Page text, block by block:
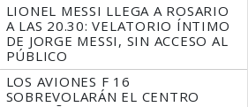
LIONEL MESSI LLEGA A ROSARIO
A LAS 20.30: VELATORIO ÍNTIMO
DE JORGE MESSI, SIN ACCESO AL
PÚBLICO
LOS AVIONES F 16
SOBREVOLARÁN EL CENTRO